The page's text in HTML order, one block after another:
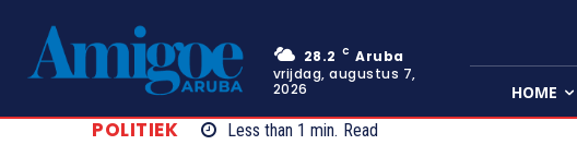
28.2 C Aruba
vrijdag, augustus 7,
2026
HOME
POLITIEK Less than 1 min. Read